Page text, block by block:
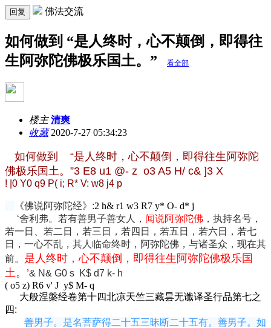
回复 佛法交流
如何做到 “是人终时，心不颠倒，即得往
生阿弥陀佛极乐国土。”
看全部
楼主 清爽
收藏2020-7-27 05:34:23
如何做到 “是人终时，心不颠倒，即得往生阿弥陀
佛极乐国土。”3 E8 u1 @- z o3 A5 H/ c& ]3 X
! |0 Y0 q9 P( i; R* V: w8 j4 p
《佛说阿弥陀经》:2 h& r1 w3 R7 y* O- d* j
‘舍利弗。若有善男子善女人， 闻说阿弥陀佛 ，执持名号，
若一日、若二日，若三日，若四日，若五日，若六日，若七
日，一心不乱， 其人临命终时 ，阿弥陀佛，与诸圣众，现在其
前。 是人终时，心不颠倒，即得往生阿弥陀佛极乐国
土。’& N& G0 s K$ d7 k- h
( o5 z) R6 v' J y$ M- q
大般涅槃经卷第十四北凉天竺三藏昙无谶译圣行品第七之
四:
善男子。是名菩萨得二十五三昧断二十五有。善男子。如